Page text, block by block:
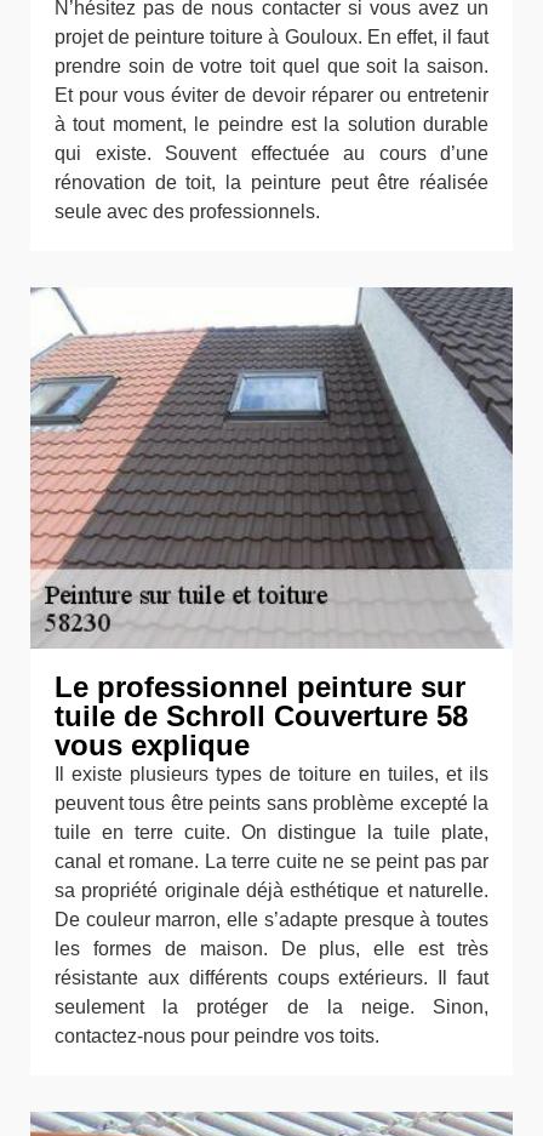
N’hésitez pas de nous contacter si vous avez un
projet de peinture toiture à Gouloux. En effet, il faut
prendre soin de votre toit quel que soit la saison.
Et pour vous éviter de devoir réparer ou entretenir
à tout moment, le peindre est la solution durable
qui existe. Souvent effectuée au cours d’une
rénovation de toit, la peinture peut être réalisée
seule avec des professionnels.
Le professionnel peinture sur
tuile de Schroll Couverture 58
vous explique
Il existe plusieurs types de toiture en tuiles, et ils
peuvent tous être peints sans problème excepté la
tuile en terre cuite. On distingue la tuile plate,
canal et romane. La terre cuite ne se peint pas par
sa propriété originale déjà esthétique et naturelle.
De couleur marron, elle s’adapte presque à toutes
les formes de maison. De plus, elle est très
résistante aux différents coups extérieurs. Il faut
seulement la protéger de la neige. Sinon,
contactez-nous pour peindre vos toits.